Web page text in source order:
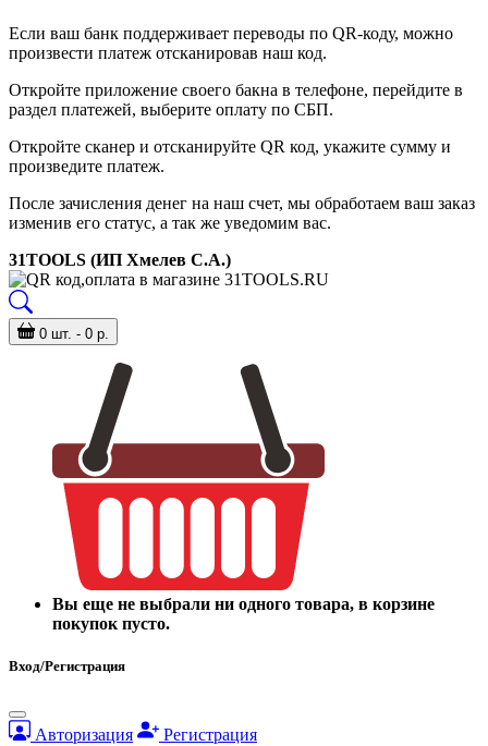
Если ваш банк поддерживает переводы по QR-коду, можно
произвести платеж отсканировав наш код.
Откройте приложение своего бакна в телефоне, перейдите в
раздел платежей, выберите оплату по СБП.
Откройте сканер и отсканируйте QR код, укажите сумму и
произведите платеж.
После зачисления денег на наш счет, мы обработаем ваш заказ
изменив его статус, а так же уведомим вас.
31TOOLS (ИП Хмелев С.А.)
0 шт. - 0 р.
Вы еще не выбрали ни одного товара, в корзине
покупок пусто.
Вход/Регистрация
Авторизация Регистрация